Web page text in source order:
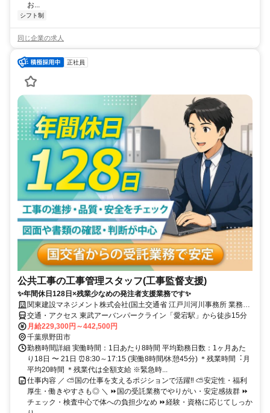
お...
シフト制
同じ企業の求人
正社員
公共工事の工事管理スタッフ(工事監督支援)
✨年間休日128日×残業少なめの発注者支援業務です✨
関東建設マネジメント株式会社(国土交通省 江戸川河川事務所 業務委
託室)
交通・アクセス 東武アーバンパークライン「愛宕駅」から徒歩15分
月給229,300円～442,500円
千葉県野田市
勤務時間詳細 実働時間：1日あたり8時間 平均勤務日数：1ヶ月あた
り18日 〜 21日 ⏰8:30～17:15 (実働8時間/休憩45分) ＊残業時間︓⽉
平均20時間 ＊残業代は全額支給 ※緊急時...
仕事内容 ／ ⛅国の仕事を支えるポジションで活躍‼ ⛅安定性・福利
厚生・働きやすさも◎ ＼ ⏩国の受託業務でやりがい・安定感抜群 ⏩
チェック・検査中心で体への負担少なめ ⏩経験・資格に応じてしっか